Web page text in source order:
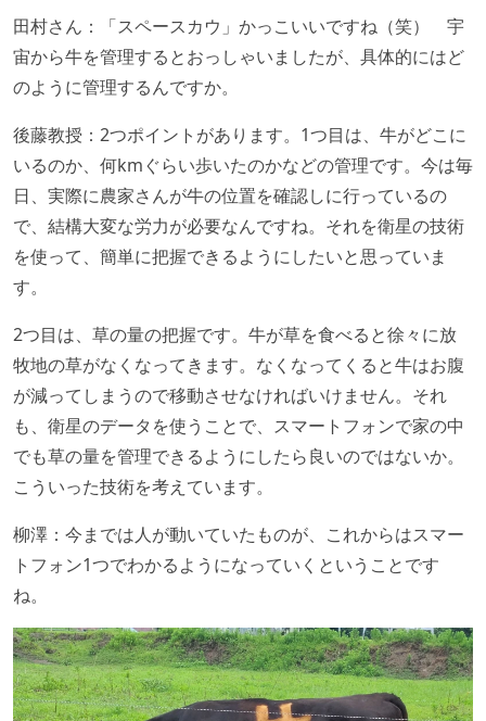
田村さん：「スペースカウ」かっこいいですね（笑） 宇
宙から牛を管理するとおっしゃいましたが、具体的にはど
のように管理するんですか。
後藤教授：2つポイントがあります。1つ目は、牛がどこに
いるのか、何kmぐらい歩いたのかなどの管理です。今は毎
日、実際に農家さんが牛の位置を確認しに行っているの
で、結構大変な労力が必要なんですね。それを衛星の技術
を使って、簡単に把握できるようにしたいと思っていま
す。
2つ目は、草の量の把握です。牛が草を食べると徐々に放
牧地の草がなくなってきます。なくなってくると牛はお腹
が減ってしまうので移動させなければいけません。それ
も、衛星のデータを使うことで、スマートフォンで家の中
でも草の量を管理できるようにしたら良いのではないか。
こういった技術を考えています。
柳澤：今までは人が動いていたものが、これからはスマー
トフォン1つでわかるようになっていくということです
ね。